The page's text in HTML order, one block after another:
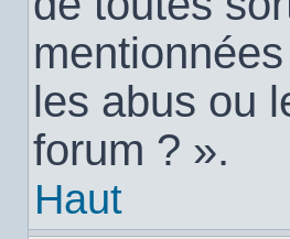
les abus ou
forum ? ».
Haut